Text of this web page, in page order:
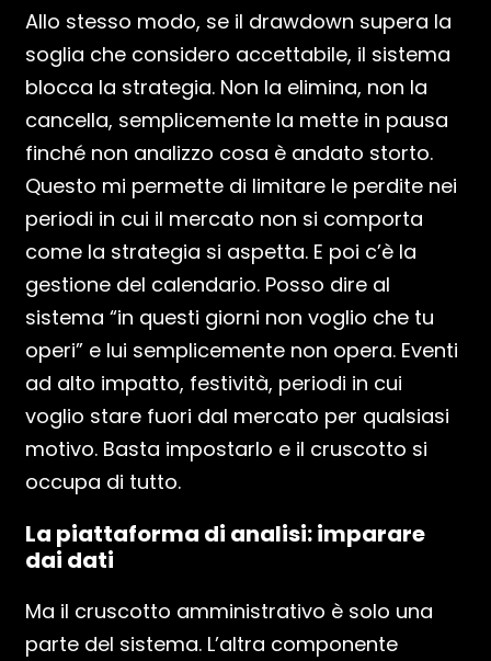
Allo stesso modo, se il drawdown supera la
soglia che considero accettabile, il sistema
blocca la strategia. Non la elimina, non la
cancella, semplicemente la mette in pausa
finché non analizzo cosa è andato storto.
Questo mi permette di limitare le perdite nei
periodi in cui il mercato non si comporta
come la strategia si aspetta. E poi c’è la
gestione del calendario. Posso dire al
sistema “in questi giorni non voglio che tu
operi” e lui semplicemente non opera. Eventi
ad alto impatto, festività, periodi in cui
voglio stare fuori dal mercato per qualsiasi
motivo. Basta impostarlo e il cruscotto si
occupa di tutto.
La piattaforma di analisi: imparare
dai dati
Ma il cruscotto amministrativo è solo una
parte del sistema. L’altra componente